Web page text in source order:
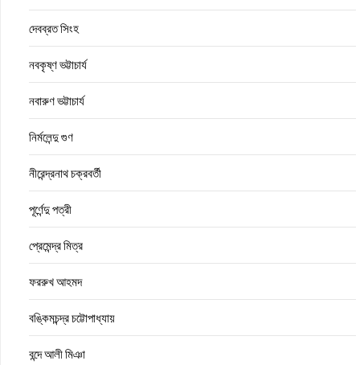
দেবব্রত সিংহ
নবকৃষ্ণ ভট্টাচার্য
নবারুণ ভট্টাচার্য
নির্মলেন্দু গুণ
নীরেন্দ্রনাথ চক্রবর্তী
পূর্ণেন্দু পত্রী
প্রেমেন্দ্র মিত্র
ফররুখ আহমদ
বঙ্কিমচন্দ্র চট্টোপাধ্যায়
বন্দে আলী মিঞা